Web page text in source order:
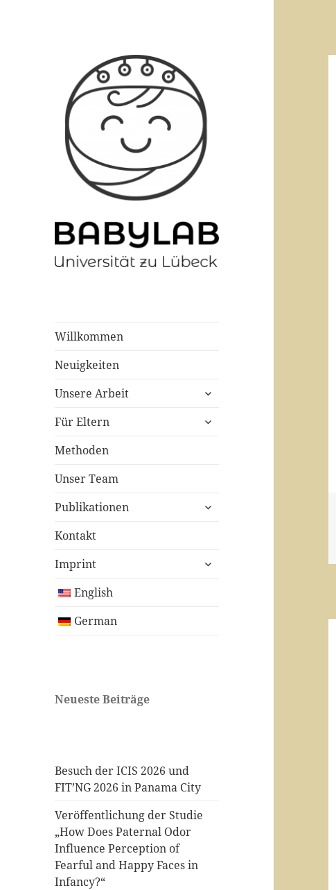
Willkommen
Neuigkeiten
Unsere Arbeit
untermenü
Für Eltern
untermenü
Methoden
Unser Team
Publikationen
untermenü
Kontakt
Imprint
untermenü
English
German
Neueste Beiträge
Besuch der ICIS 2026 und
FIT’NG 2026 in Panama City
Veröffentlichung der Studie
„How Does Paternal Odor
Influence Perception of
Fearful and Happy Faces in
Infancy?“